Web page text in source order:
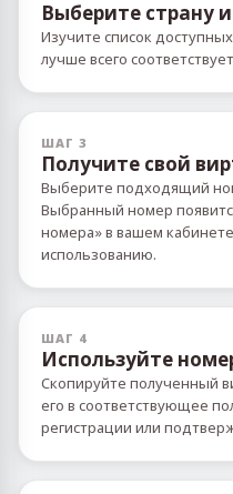
Выберите страну и
Изучите список
лучше всего
ШАГ 3
Получите свой
Выберите подходящий
Выбранный номер
номера» в вашем
использованию.
ШАГ 4
Используйте
Скопируйте полученный
его в соответствующее
регистрации или